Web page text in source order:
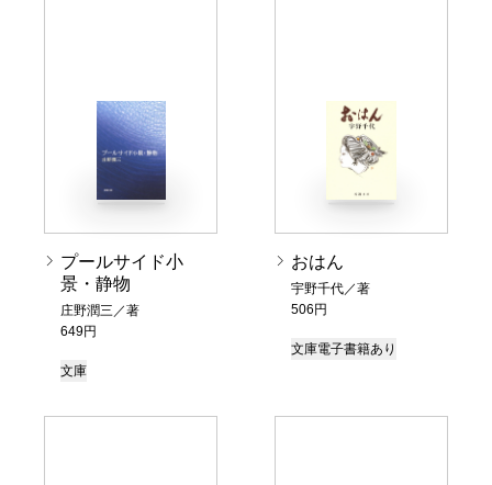
プールサイド小
景・静物
庄野潤三／著
649円
文庫
おはん
宇野千代／著
506円
文庫電子書籍あり